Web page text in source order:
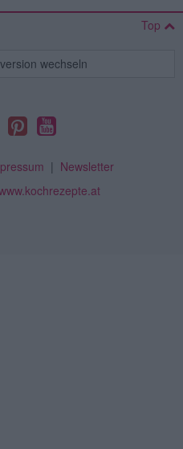
Top
wechseln
| Newsletter